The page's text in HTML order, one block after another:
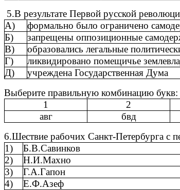
5.В результате Первой русской
А)
формально было ограничено
Б)
запрещены оппозиционные
В)
образовались легальные
Г)
ликвидировано помещичье
Д)
учреждена Государственная Дума
Выберите правильную комбинацию букв:
1
2
авг
бвд
6.Шествие рабочих Санкт-Петербурга с
1)
Б.В.Савинков
2)
Н.И.Махно
3)
Г.А.Гапон
4)
Е.Ф.Азеф